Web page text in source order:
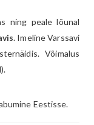
ning peale lõunal
. Imeline Varssavi
Võimalus
Eestisse.